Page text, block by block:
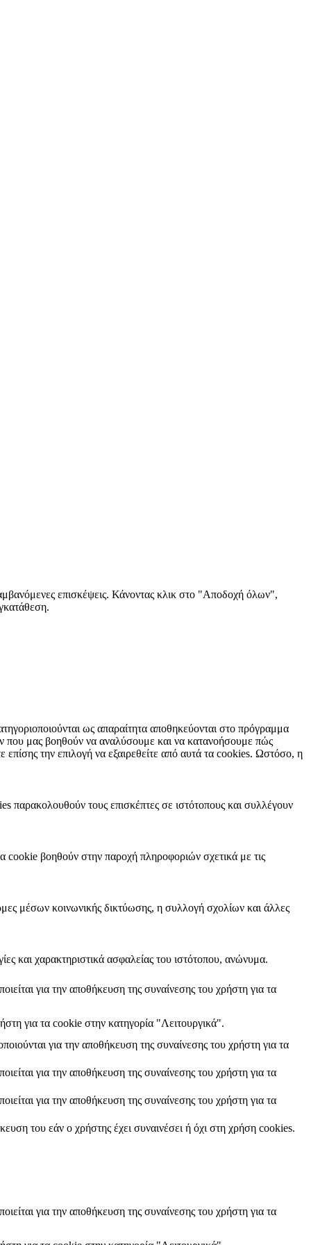
επισκέψεις. Κάνοντας κλικ στο "Αποδοχή όλων",
ως απαραίτητα αποθηκεύονται στο πρόγραμμα
που μας βοηθούν να αναλύσουμε και να κατανοήσουμε πώς
την επιλογή να εξαιρεθείτε από αυτά τα cookies. Ωστόσο, η
παρακολουθούν τους επισκέπτες σε ιστότοπους και συλλέγουν
cookie βοηθούν στην παροχή πληροφοριών σχετικά με τις
μέσων κοινωνικής δικτύωσης, η συλλογή σχολίων και άλλες
και χαρακτηριστικά ασφαλείας του ιστότοπου, ανώνυμα.
για την αποθήκευση της συναίνεσης του χρήστη για τα
για τα cookie στην κατηγορία "Λειτουργικά".
για την αποθήκευση της συναίνεσης του χρήστη για τα
για την αποθήκευση της συναίνεσης του χρήστη για τα
για την αποθήκευση της συναίνεσης του χρήστη για τα
του εάν ο χρήστης έχει συναινέσει ή όχι στη χρήση cookies.
για την αποθήκευση της συναίνεσης του χρήστη για τα